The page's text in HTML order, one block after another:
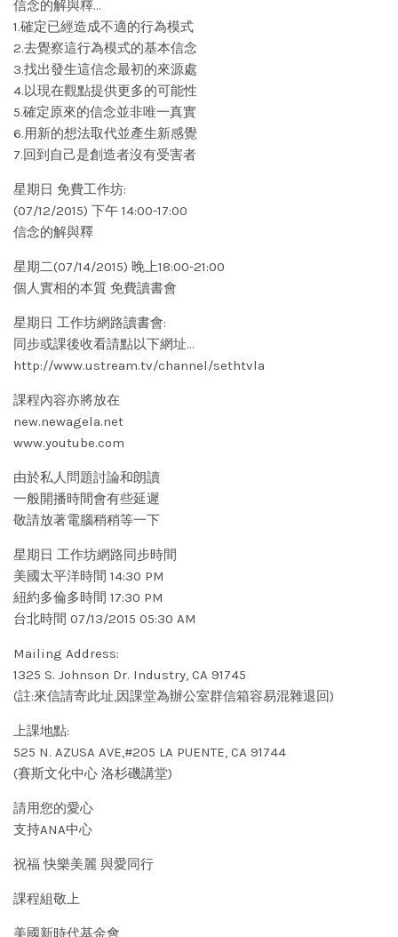
信念的解與釋…
1.確定已經造成不適的行為模式
2.去覺察這行為模式的基本信念
3.找出發生這信念最初的來源處
4.以現在觀點提供更多的可能性
5.確定原來的信念並非唯一真實
6.用新的想法取代並產生新感覺
7.回到自己是創造者沒有受害者
星期日 免費工作坊:
(07/12/2015) 下午 14:00-17:00
信念的解與釋
星期二(07/14/2015) 晚上18:00-21:00
個人實相的本質 免費讀書會
星期日 工作坊網路讀書會:
同步或課後收看請點以下網址…
http://www.ustream.tv/channel/sethtvla
課程內容亦將放在
new.newagela.net
www.youtube.com
由於私人問題討論和朗讀
一般開播時間會有些延遲
敬請放著電腦稍稍等一下
星期日 工作坊網路同步時間
美國太平洋時間 14:30 PM
紐約多倫多時間 17:30 PM
台北時間 07/13/2015 05:30 AM
Mailing Address:
1325 S. Johnson Dr. Industry, CA 91745
(註:來信請寄此址,因課堂為辦公室群信箱容易混雜退回)
上課地點:
525 N. AZUSA AVE,#205 LA PUENTE, CA 91744
(賽斯文化中心 洛杉磯講堂)
請用您的愛心
支持ANA中心
祝福 快樂美麗 與愛同行
課程組敬上
美國新時代基金會